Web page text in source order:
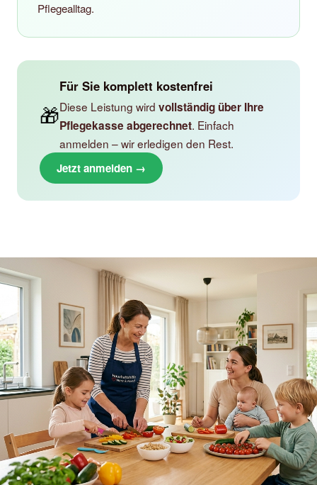
Pflegealltag.
🎁
Für Sie komplett kostenfrei
Diese Leistung wird vollständig über Ihre
Pflegekasse abgerechnet. Einfach
anmelden – wir erledigen den Rest.
Jetzt anmelden →